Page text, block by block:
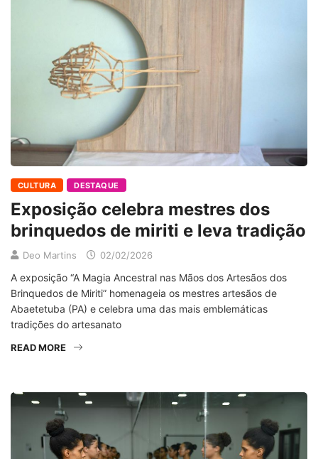
CULTURA DESTAQUE
Exposição celebra mestres dos
brinquedos de miriti e leva tradição
Deo Martins 02/02/2026
A exposição “A Magia Ancestral nas Mãos dos Artesãos dos
Brinquedos de Miriti” homenageia os mestres artesãos de
Abaetetuba (PA) e celebra uma das mais emblemáticas
tradições do artesanato
READ MORE